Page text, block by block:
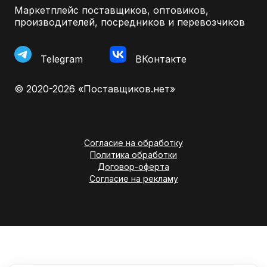
Маркетплейс поставщиков, оптовиков,
производителей, посредников и перевозчиков
Telegram ВКонтакте
© 2020-2026 «Поставщиков.нет»
Согласие на обработку
Политика обработки
Договор-оферта
Согласие на рекламу